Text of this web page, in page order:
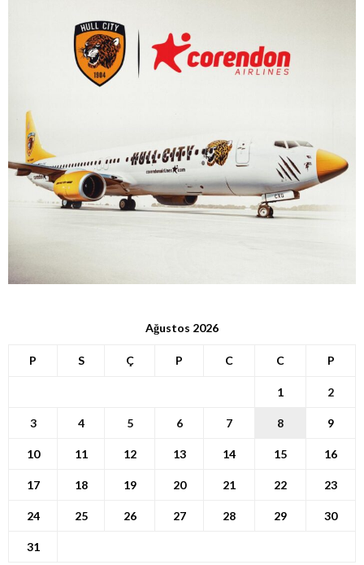
Ağustos 2026
P S Ç P C C P
1 2
3 4 5 6 7 8 9
10 11 12 13 14 15 16
17 18 19 20 21 22 23
24 25 26 27 28 29 30
31